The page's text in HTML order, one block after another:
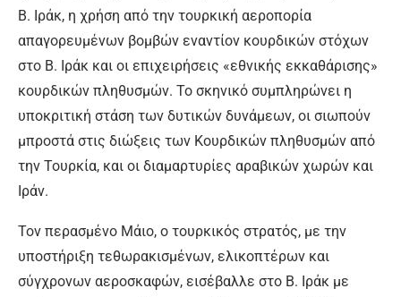
Β. Ιράκ, η χρήση από την τουρκική αεροπορία
απαγορευμένων βομβών εναντίον κουρδικών στόχων
στο Β. Ιράκ και οι επιχειρήσεις «εθνικής εκκαθάρισης»
κουρδικών πληθυσμών. Το σκηνικό συμπληρώνει η
υποκριτική στάση των δυτικών δυνάμεων, οι σιωπούν
μπροστά στις διώξεις των Κουρδικών πληθυσμών από
την Τουρκία, και οι διαμαρτυρίες αραβικών χωρών και
Ιράν.
Τον περασμένο Μάιο, ο τουρκικός στρατός, με την
υποστήριξη τεθωρακισμένων, ελικοπτέρων και
σύγχρονων αεροσκαφών, εισέβαλλε στο Β. Ιράκ με